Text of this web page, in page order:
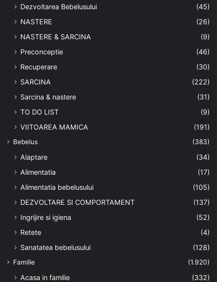
Dezvoltarea Bebelusului
(45)
NASTERE
(26)
NASTERE & SARCINA
(9)
Preconceptie
(46)
Recuperare
(30)
SARCINA
(222)
Sarcina & nastere
(31)
TO DO LIST
(9)
VIITOAREA MAMICA
(191)
Bebelus (383)
Alaptare
(34)
Alimentatia
(17)
Alimentatia bebelusului
(105)
DEZVOLTARE SI COMPORTAMENT
(137)
Ingrijire si igiena
(52)
Retete
(4)
Sanatatea bebelusului
(128)
Familie (1.920)
Acasa in familie
(332)